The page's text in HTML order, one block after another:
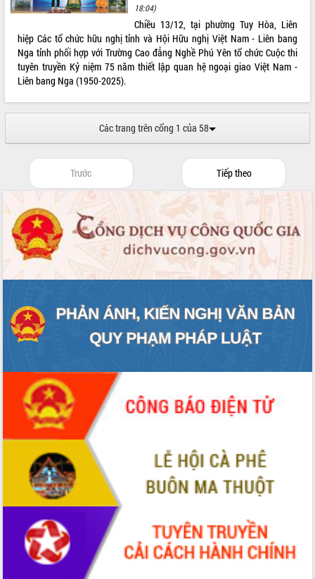
hiện Đề án 06 của Chính phủ
Họp báo thông tin về Hội nghị Công bố
Quy hoạch và Xúc tiến đầu tư tỉnh Đắk
Lắk
Khơi thông điểm nghẽn, đẩy nhanh
giải ngân vốn khắc phục thiên tai
HĐND tỉnh thông qua điều chỉnh Quy
hoạch tỉnh thời kỳ 2021-2030
Hội thảo góp ý hồ sơ điều chỉnh quy
hoạch tỉnh Đắk Lắk thời kỳ 2021-2030,
tầm nhìn đến năm 2050
Nâng cao hiệu quả hoạt động của các
doanh nghiệp nhà nước
Hội nghị triển khai kết nối mạng
truyền số liệu chuyên dùng phục vụ cơ
quan Đảng, Nhà nước
Lễ phát động chuỗi hoạt động chung
tay làm sạch môi trường
công tác cải cách hành chính mô hình
mới
UBND tỉnh họp báo định kỳ tháng 4
phát triển nền kinh tế xanh tại tỉnh
Đắk Lắk”
Tăng cường giám sát, đôn đốc thực
hiện nhiệm vụ quản lý tài sản công
hàng tuần
Tháo gỡ những vướng mắc, đẩy mạnh
công tác cải cách thủ tục hành chính
tại Trung tâm Phục vụ hành chính
công tỉnh
Đắk Lắk: Tôn vinh 46 giải pháp tại Hội
thi Sáng tạo Kỹ thuật 2024 - 2025
Đắk Lắk rà soát, điều chỉnh Đề án 190
về phát triển nuôi trồng thủy sản
18:04)
Chiều 13/12, tại phường Tuy Hòa, Liên
hiệp Các tổ chức hữu nghị tỉnh và Hội Hữu nghị Việt Nam - Liên bang
Nga tỉnh phối hợp với Trường Cao đẳng Nghề Phú Yên tổ chức Cuộc thi
tuyên truyền Kỷ niệm 75 năm thiết lập quan hệ ngoại giao Việt Nam -
Liên bang Nga (1950-2025).
Các trang trên cổng 1 của 58
Trước Tiếp theo